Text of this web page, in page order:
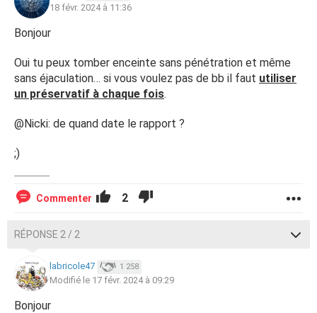
18 févr. 2024 à 11:36
Bonjour
Oui tu peux tomber enceinte sans pénétration et même
sans éjaculation… si vous voulez pas de bb il faut utiliser
un préservatif à chaque fois.
@Nicki: de quand date le rapport ?
;)
Commenter 2
RÉPONSE 2 / 2
labricole47 1 258
Modifié le 17 févr. 2024 à 09:29
Bonjour